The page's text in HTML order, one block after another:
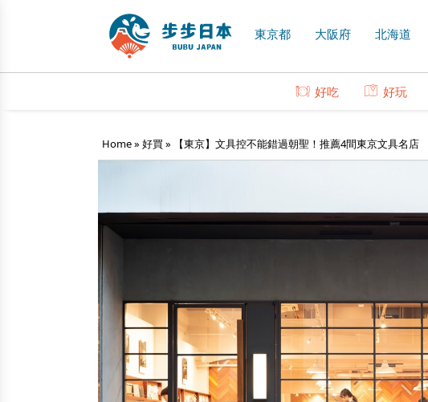
東京都 大阪府 北海道
好吃 好玩
Home» 好買 » 【東京】文具控不能錯過朝聖！推薦4間東京文具名店